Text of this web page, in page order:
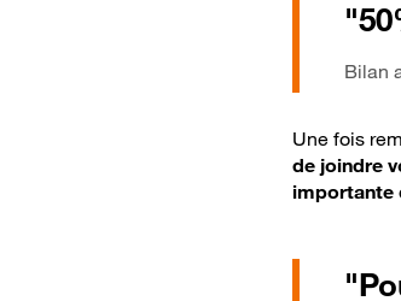
Bilan
Une fois
de joindre
importante